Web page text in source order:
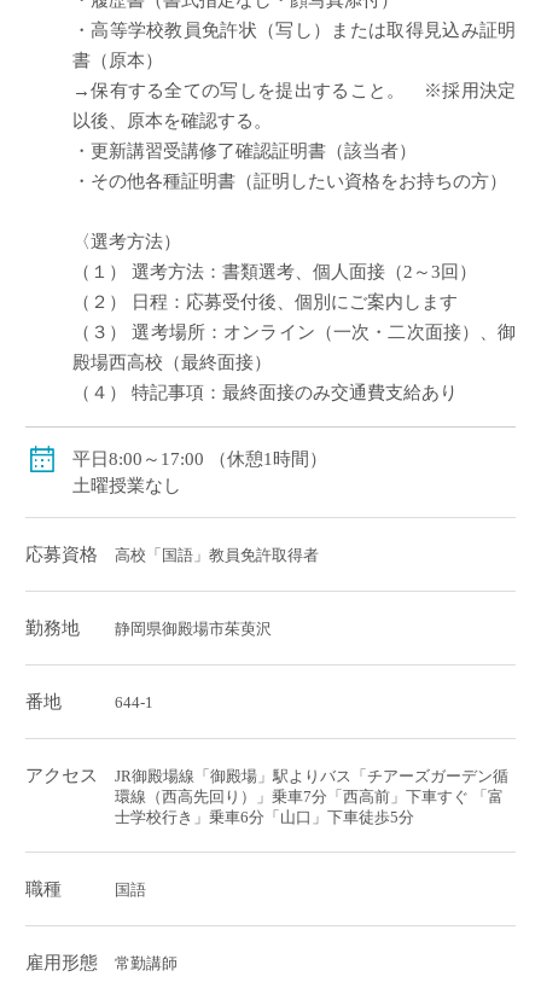
・高等学校教員免許状（写し）または取得見込み証明
書（原本）
→保有する全ての写しを提出すること。 ※採用決定
以後、原本を確認する。
・更新講習受講修了確認証明書（該当者）
・その他各種証明書（証明したい資格をお持ちの方）
〈選考方法）
（１） 選考方法：書類選考、個人面接（2～3回）
（２） 日程：応募受付後、個別にご案内します
（３） 選考場所：オンライン（一次・二次面接）、御
殿場西高校（最終面接）
（４） 特記事項：最終面接のみ交通費支給あり
平日8:00～17:00 （休憩1時間）
土曜授業なし
応募資格 高校「国語」教員免許取得者
勤務地 静岡県御殿場市茱萸沢
番地 644-1
アクセス
JR御殿場線「御殿場」駅よりバス「チアーズガーデン循
環線（西高先回り）」乗車7分「西高前」下車すぐ 「富
士学校行き」乗車6分「山口」下車徒歩5分
職種 国語
雇用形態 常勤講師